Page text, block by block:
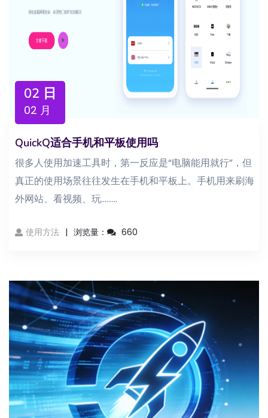
02 日
02 月
QuickQ适合手机和平板使用吗
很多人使用加速工具时，第一反应是“电脑能用就行”，但
真正的使用场景往往发生在手机和平板上。手机用来刷海
外网站、看视频、玩...……
使用方法 浏览量： 660